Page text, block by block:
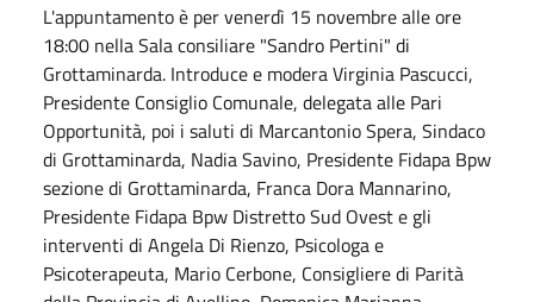
L'appuntamento è per venerdì 15 novembre alle ore
18:00 nella Sala consiliare "Sandro Pertini" di
Grottaminarda. Introduce e moderaVirginia Pascucci,
Presidente Consiglio Comunale, delegata alle Pari
Opportunità, poi i saluti di Marcantonio Spera, Sindaco
di Grottaminarda, Nadia Savino, Presidente Fidapa Bpw
sezione di Grottaminarda, Franca Dora Mannarino,
Presidente Fidapa Bpw Distretto Sud Ovest e gli
interventi di Angela Di Rienzo, Psicologa e
Psicoterapeuta, Mario Cerbone, Consigliere di Parità